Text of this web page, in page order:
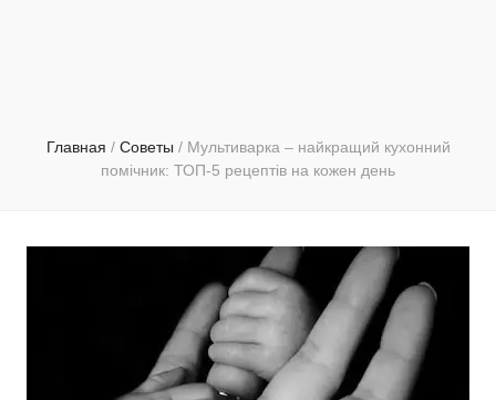
Главная / Советы / Мультиварка – найкращий кухонний
помічник: ТОП-5 рецептів на кожен день